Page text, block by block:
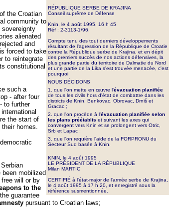
RÉPUBLIQUE SERBE DE KRAJINA
Conseil suprême de Défense
Knin, le 4 août 1995, 16 h 45
Réf : 2-3113-1/96.
Compte tenu des tout derniers développements
résultant de l'agression de la République de Croatie
contre la République serbe de Krajina, et en dépit
des premiers succès de nos actions défensives, la
plus grande partie du territoire de Dalmatie du Nord
et une partie de la Lika s'est trouvée menacée, c'est
pourquoi
NOUS DÉCIDONS
1. que l'on mette en œuvre l'évacuation planifiée
de tous les civils hors d'état de combattre dans les
districts de Knin, Benkovac, Obrovac, Drniš et
Gracac ;
2. que l'on procède à l'évacuation planifiée selon
les plans préétablis et suivant les axes qui
convergent vers Knin et se prolongent vers Otric,
Srb et Lapac ;
3. que l'on requière l'aide de la FORPRONU du
Secteur Sud basée à Knin.
KNIN, le 4 août 1995
LE PRÉSIDENT DE LA RÉPUBLIQUE
Milan MARTIC
CERTIFIÉ à l'état-major de l'armée serbe de Krajina,
le 4 août 1995 à 17 h 20, et enregistré sous la
référence susmentionnée.
the Croatian
community to
sovereignty
alienated
and
forced to take
to reintegrate
constitutional
such a
- after four
to further
the start of
homes.
mobilized
will or by
to the
guarantee
pursuant to Croatian laws;